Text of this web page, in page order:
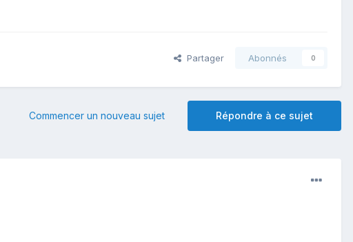
Partager Abonnés 0
Répondre à ce sujet
Commencer un nouveau sujet